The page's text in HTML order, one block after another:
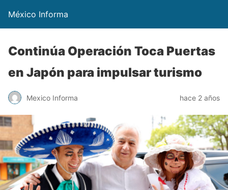
México Informa
Continúa Operación Toca Puertas
en Japón para impulsar turismo
Mexico Informa hace 2 años